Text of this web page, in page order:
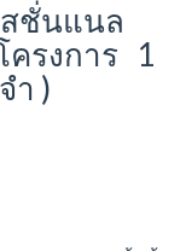
ชั่นแนล
รงการ 1
ำ )